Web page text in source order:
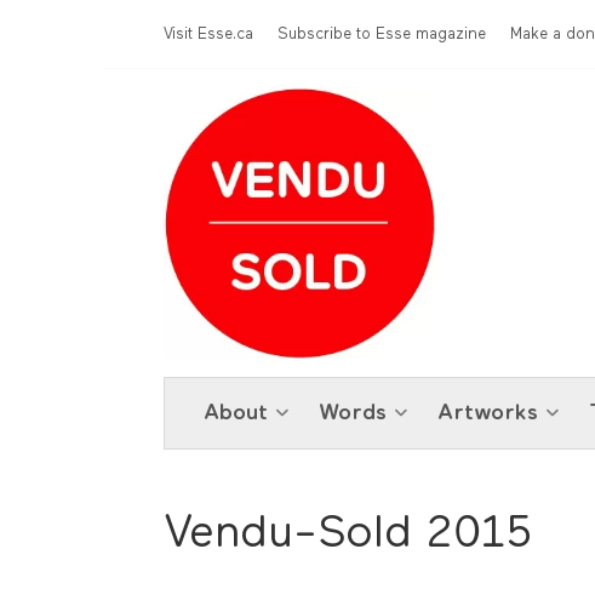
Menu Top
Visit Esse.ca Subscribe to Esse magazine Make a
About Words Artworks
Vendu-Sold 2015